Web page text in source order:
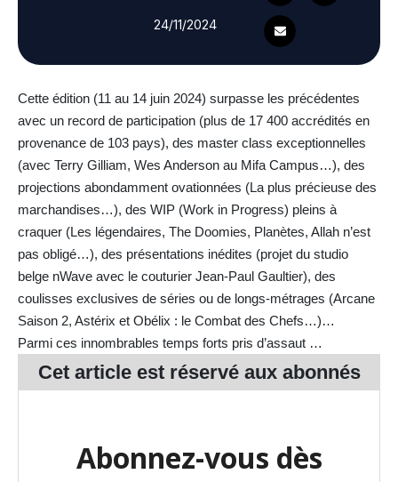
24/11/2024
Cette édition (11 au 14 juin 2024) surpasse les précédentes
avec un record de participation (plus de 17 400 accrédités en
provenance de 103 pays), des master class exceptionnelles
(avec Terry Gilliam, Wes Anderson au Mifa Campus…), des
projections abondamment ovationnées (La plus précieuse des
marchandises…), des WIP (Work in Progress) pleins à
craquer (Les légendaires, The Doomies, Planètes, Allah n’est
pas obligé…), des présentations inédites (projet du studio
belge nWave avec le couturier Jean-Paul Gaultier), des
coulisses exclusives de séries ou de longs-métrages (Arcane
Saison 2, Astérix et Obélix : le Combat des Chefs…)…
Parmi ces innombrables temps forts pris d’assaut …
Cet article est réservé aux abonnés
Abonnez-vous dès